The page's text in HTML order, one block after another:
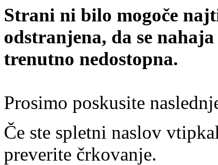
Strani ni bilo mogoče
odstranjena, da se
trenutno nedostopna.
Prosimo poskusite
Če ste spletni naslov
preverite črkovanje.